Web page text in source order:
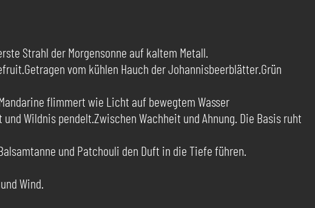
Strahl der Morgensonne auf kaltem Metall.
vom kühlen Hauch der Johannisbeerblätter.Grün
flimmert wie Licht auf bewegtem Wasser
Wildnis pendelt.Zwischen Wachheit und Ahnung. Die Basis ruht
und Patchouli den Duft in die Tiefe führen.
Wind.